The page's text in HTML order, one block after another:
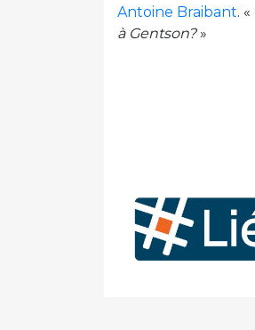
Antoine Braibant. «
à Gentson?»